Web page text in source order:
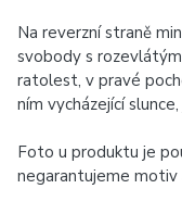
Na reverzní straně
svobody s
ratolest, v pravé
ním vycházející
Foto u produktu je
negarantujeme motiv